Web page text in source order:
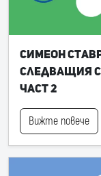
Симеон
следващия
част 2
Вижте повече